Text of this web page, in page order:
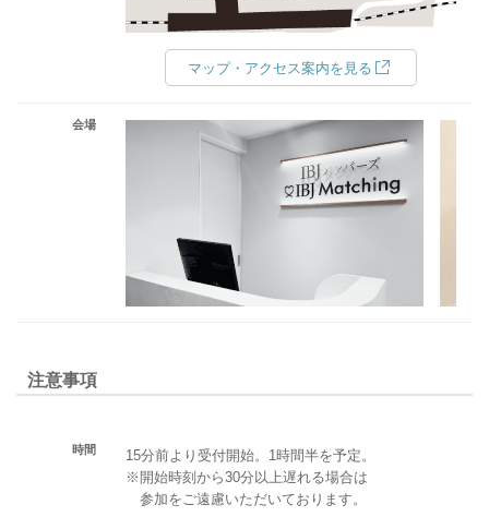
マップ・アクセス案内を見る
会場
注意事項
時間
15分前より受付開始。1時間半を予定。
※開始時刻から30分以上遅れる場合は
参加をご遠慮いただいております。